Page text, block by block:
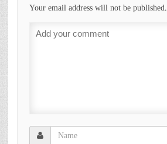
Your email address will not be published.